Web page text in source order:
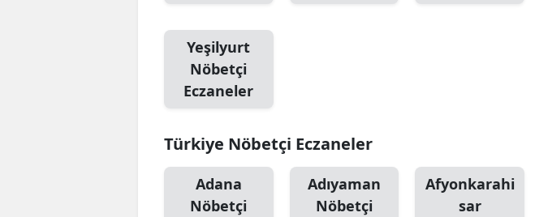
Yeşilyurt
Nöbetçi
Eczaneler
Türkiye Nöbetçi Eczaneler
Adana
Nöbetçi
Adıyaman
Nöbetçi
Afyonkarahi
sar